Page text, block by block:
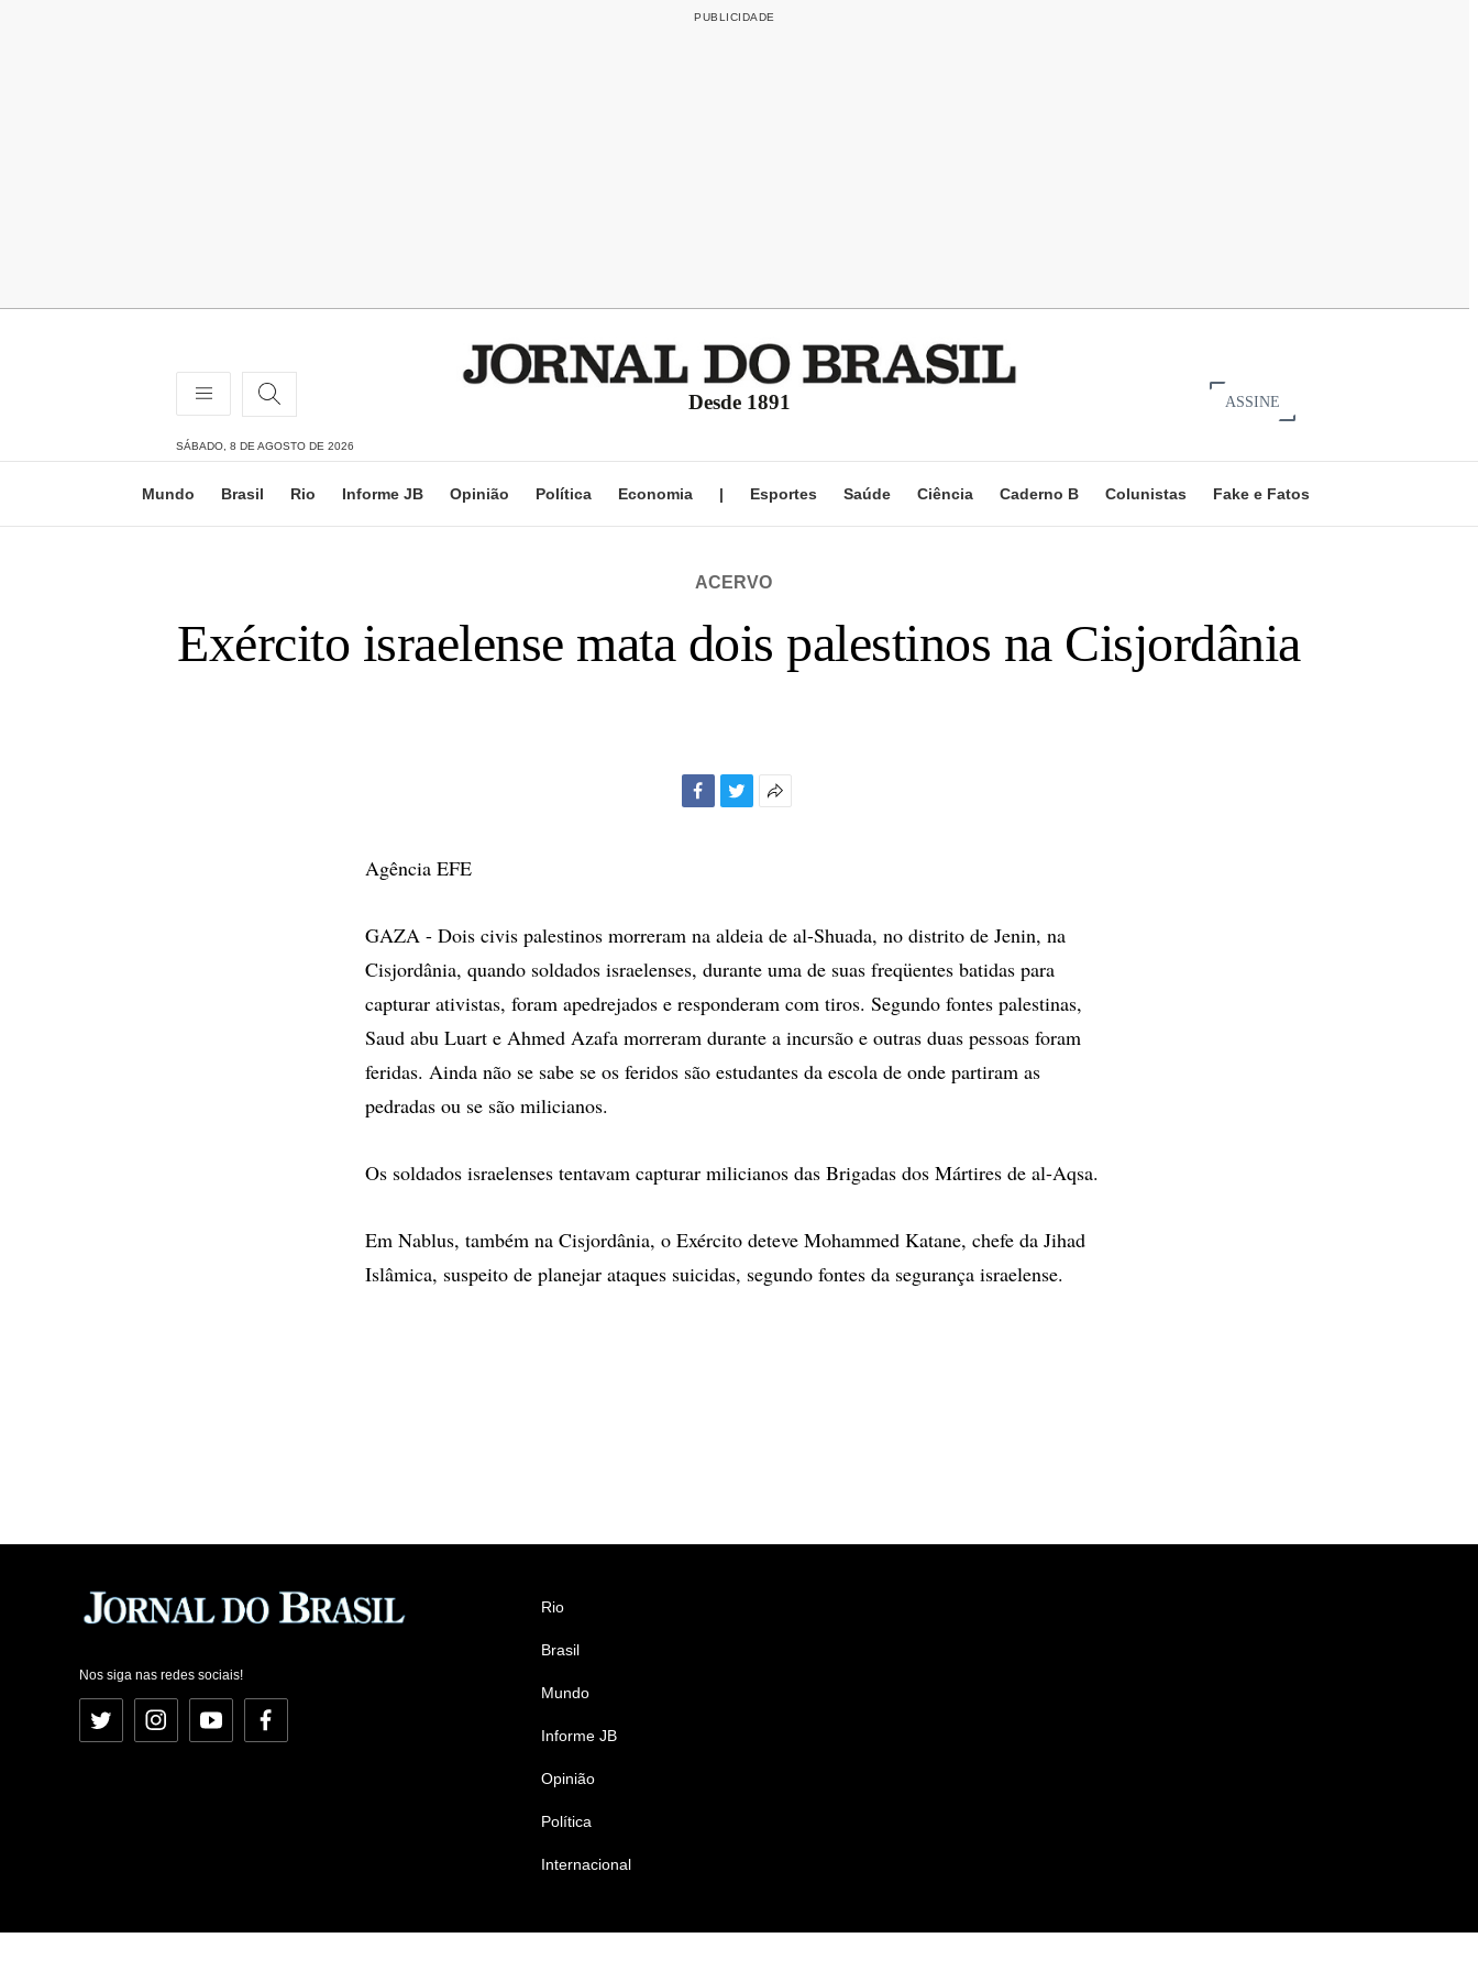
Desde 1891 ASSINE
SÁBADO, 8 DE AGOSTO DE 2026
Mundo Brasil Rio Informe JB Opinião Política Economia | Esportes Saúde Ciência Caderno B Colunistas Fake e Fatos
ACERVO
Exército israelense mata dois palestinos na Cisjordânia
Agência EFE
GAZA - Dois civis palestinos morreram na aldeia de al-Shuada, no distrito de Jenin, na
Cisjordânia, quando soldados israelenses, durante uma de suas freqüentes batidas para
capturar ativistas, foram apedrejados e responderam com tiros. Segundo fontes palestinas,
Saud abu Luart e Ahmed Azafa morreram durante a incursão e outras duas pessoas foram
feridas. Ainda não se sabe se os feridos são estudantes da escola de onde partiram as
pedradas ou se são milicianos.
Os soldados israelenses tentavam capturar milicianos das Brigadas dos Mártires de al-Aqsa.
Em Nablus, também na Cisjordânia, o Exército deteve Mohammed Katane, chefe da Jihad
Islâmica, suspeito de planejar ataques suicidas, segundo fontes da segurança israelense.
Nos siga nas redes sociais!
Twitter InstagramYouTubeFacebook
Rio
Brasil
Mundo
Informe JB
Opinião
Política
Internacional